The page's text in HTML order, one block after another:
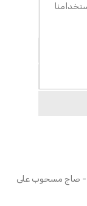
إلى
- مقاس 50×50 مم - سماكة 1.6 مم - صاج مسحوب على